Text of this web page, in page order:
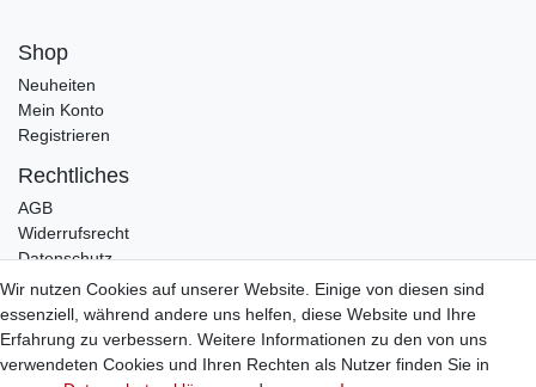
Shop
Neuheiten
Mein Konto
Registrieren
Rechtliches
AGB
Widerrufsrecht
Datenschutz
Impressum
Infos
Zahlung / Versand
Individuelle Anfertigung
Wir nutzen Cookies auf unserer Website. Einige von diesen sind
essenziell, während andere uns helfen, diese Website und Ihre
Erfahrung zu verbessern. Weitere Informationen zu den von uns
verwendeten Cookies und Ihren Rechten als Nutzer finden Sie in